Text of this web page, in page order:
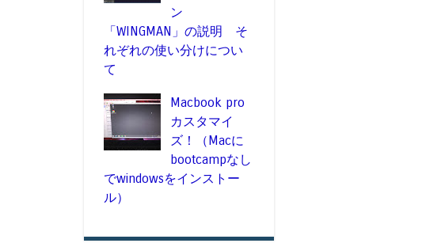
ン
「WINGMAN」の説明 そ
れぞれの使い分けについ
て
Macbook pro
カスタマイ
ズ！（Macに
bootcampなし
でwindowsをインストー
ル）